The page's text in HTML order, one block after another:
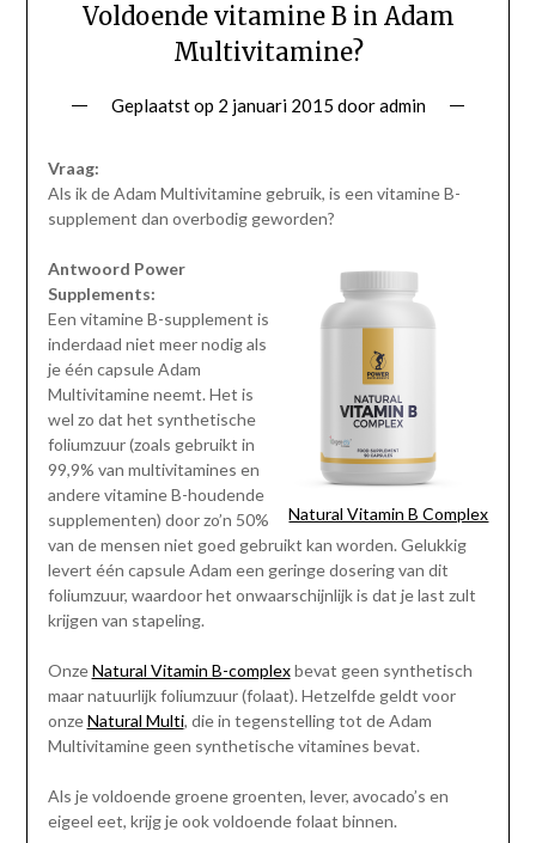
Voldoende vitamine B in Adam
Multivitamine?
Geplaatst op 2 januari 2015 dooradmin
Vraag:
Als ik de Adam Multivitamine gebruik, is een vitamine B-
supplement dan overbodig geworden?
Natural Vitamin B Complex
Antwoord Power
Supplements:
Een vitamine B-supplement is
inderdaad niet meer nodig als
je één capsule Adam
Multivitamine neemt. Het is
wel zo dat het synthetische
foliumzuur (zoals gebruikt in
99,9% van multivitamines en
andere vitamine B-houdende
supplementen) door zo’n 50%
van de mensen niet goed gebruikt kan worden. Gelukkig
levert één capsule Adam een geringe dosering van dit
foliumzuur, waardoor het onwaarschijnlijk is dat je last zult
krijgen van stapeling.
OnzeNatural Vitamin B-complexbevat geen synthetisch
maar natuurlijk foliumzuur (folaat). Hetzelfde geldt voor
onzeNatural Multi, die in tegenstelling tot de Adam
Multivitamine geen synthetische vitamines bevat.
Als je voldoende groene groenten, lever, avocado’s en
eigeel eet, krijg je ook voldoende folaat binnen.